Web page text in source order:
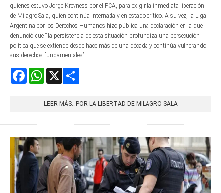
quienes estuvo Jorge Kreyness por el PCA, para exigir la inmediata liberación
de Milagro Sala, quien continúa internada y en estado crítico. A su vez, la Liga
Argentina por los Derechos Humanos hizo pública una declaración en la que
denunció que ““la persistencia de esta situación profundiza una persecución
política que se extiende desde hace más de una década y continúa vulnerando
sus derechos fundamentales”.
FacebookWhatsApp
LEER MÁS…POR LA LIBERTAD DE MILAGRO SALA